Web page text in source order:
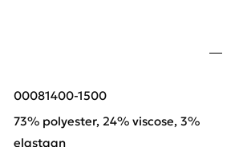
00081400-1500
73% polyester, 24% viscose, 3%
elastaan